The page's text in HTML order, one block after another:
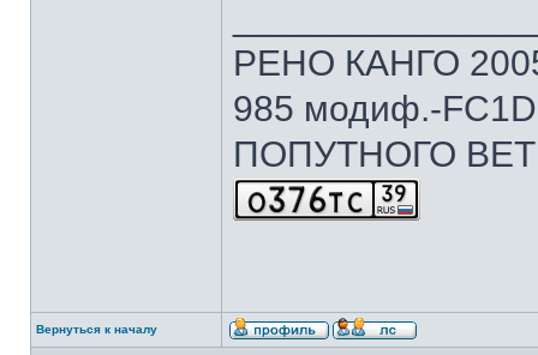
РЕНО КАНГО
985 модиф.-
ПОПУТНОГО
Вернуться к началу